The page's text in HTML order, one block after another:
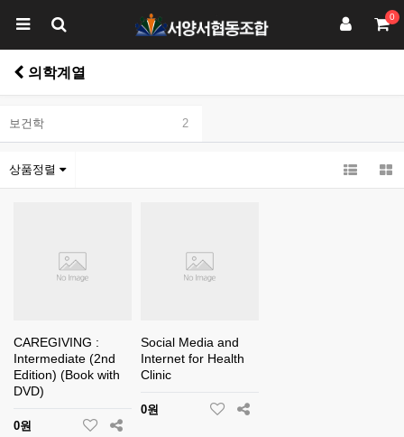
0
의학계열
보건학 2
상품정렬
CAREGIVING :
Intermediate (2nd
Edition) (Book with
DVD)
0원
Social Media and
Internet for Health
Clinic
0원